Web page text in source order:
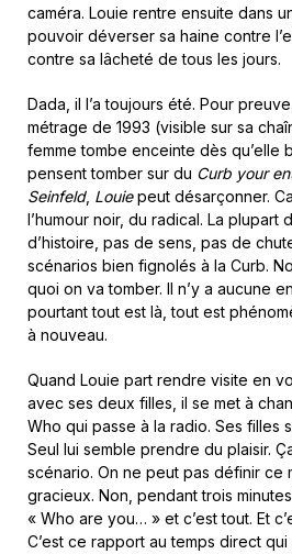
caméra. Louie rentre ensuite dans
pouvoir déverser sa haine contre
contre sa lâcheté de tous les jours.
Dada, il l’a toujours été. Pour preuve,
métrage de 1993 (visible sur sa
femme tombe enceinte dès qu’elle
pensent tomber sur du Curb your
Seinfeld, Louiepeut désarçonner.
l’humour noir, du radical. La plupart
d’histoire, pas de sens, pas de
scénarios bien fignolés à la Curb.
quoi on va tomber. Il n’y a aucune
pourtant tout est là, tout est
à nouveau.
Quand Louie part rendre visite en
avec ses deux filles, il se met à
Who qui passe à la radio. Ses filles
Seul lui semble prendre du plaisir.
scénario. On ne peut pas définir ce
gracieux. Non, pendant trois
« Who are you… » et c’est tout. Et
C’est ce rapport au temps direct